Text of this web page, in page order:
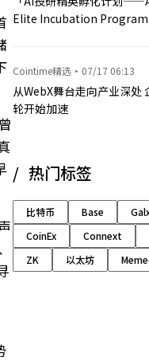
Elite Incubation
Cointime精选 · 07/17 06:13
从WebX舞台走向产业深处
轮开始加速
热门标签
比特币 Base
CoinEx
Connext
ZK
以太坊